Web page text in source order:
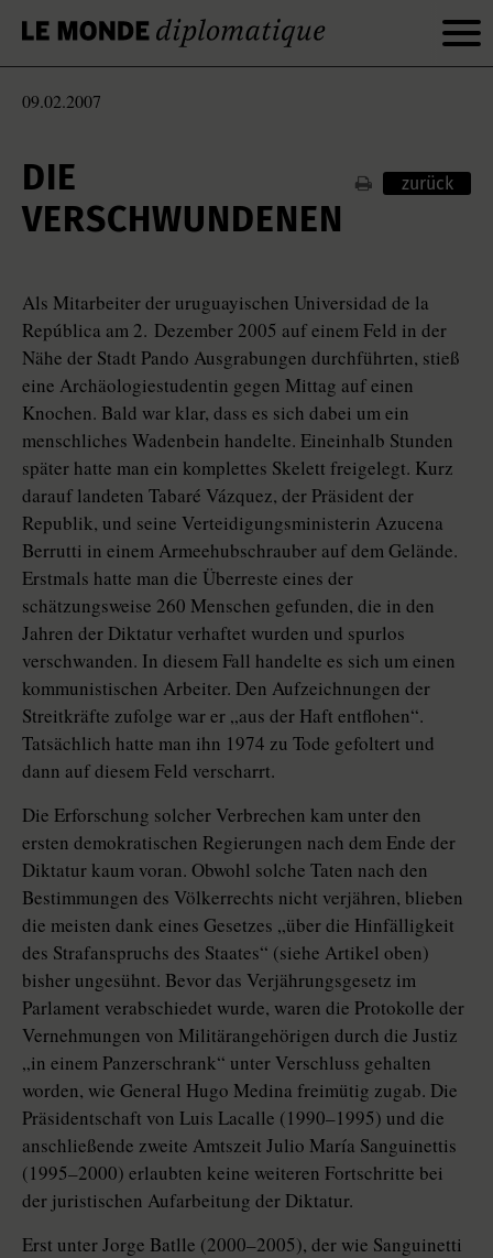
09.02.2007
DIE
VERSCHWUNDENEN
zurück
Als Mitarbeiter der uruguayischen Universidad de la
República am 2. Dezember 2005 auf einem Feld in der
Nähe der Stadt Pando Ausgrabungen durchführten, stieß
eine Archäologiestudentin gegen Mittag auf einen
Knochen. Bald war klar, dass es sich dabei um ein
menschliches Wadenbein handelte. Eineinhalb Stunden
später hatte man ein komplettes Skelett freigelegt. Kurz
darauf landeten Tabaré Vázquez, der Präsident der
Republik, und seine Verteidigungsministerin Azucena
Berrutti in einem Armeehubschrauber auf dem Gelände.
Erstmals hatte man die Überreste eines der
schätzungsweise 260 Menschen gefunden, die in den
Jahren der Diktatur verhaftet wurden und spurlos
verschwanden. In diesem Fall handelte es sich um einen
kommunistischen Arbeiter. Den Aufzeichnungen der
Streitkräfte zufolge war er „aus der Haft entflohen“.
Tatsächlich hatte man ihn 1974 zu Tode gefoltert und
dann auf diesem Feld verscharrt.
Die Erforschung solcher Verbrechen kam unter den
ersten demokratischen Regierungen nach dem Ende der
Diktatur kaum voran. Obwohl solche Taten nach den
Bestimmungen des Völkerrechts nicht verjähren, blieben
die meisten dank eines Gesetzes „über die Hinfälligkeit
des Strafanspruchs des Staates“ (siehe Artikel oben)
bisher ungesühnt. Bevor das Verjährungsgesetz im
Parlament verabschiedet wurde, waren die Protokolle der
Vernehmungen von Militärangehörigen durch die Justiz
„in einem Panzerschrank“ unter Verschluss gehalten
worden, wie General Hugo Medina freimütig zugab. Die
Präsidentschaft von Luis Lacalle (1990–1995) und die
anschließende zweite Amtszeit Julio María Sanguinettis
(1995–2000) erlaubten keine weiteren Fortschritte bei
der juristischen Aufarbeitung der Diktatur.
Erst unter Jorge Batlle (2000–2005), der wie Sanguinetti